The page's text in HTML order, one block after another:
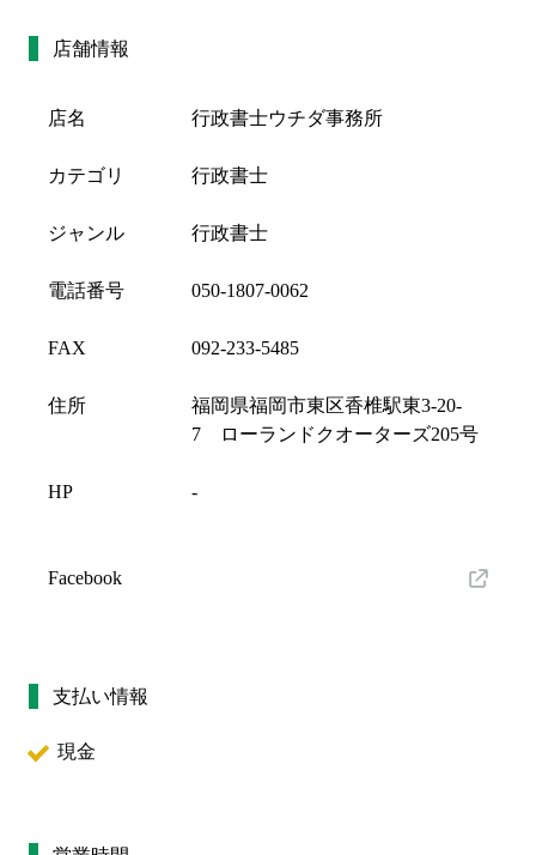
店舗情報
店名 行政書士ウチダ事務所
カテゴリ 行政書士
ジャンル 行政書士
電話番号 050-1807-0062
FAX 092-233-5485
住所
福岡県福岡市東区香椎駅東3-20-
7 ローランドクオーターズ205号
HP -
Facebook
支払い情報
現金